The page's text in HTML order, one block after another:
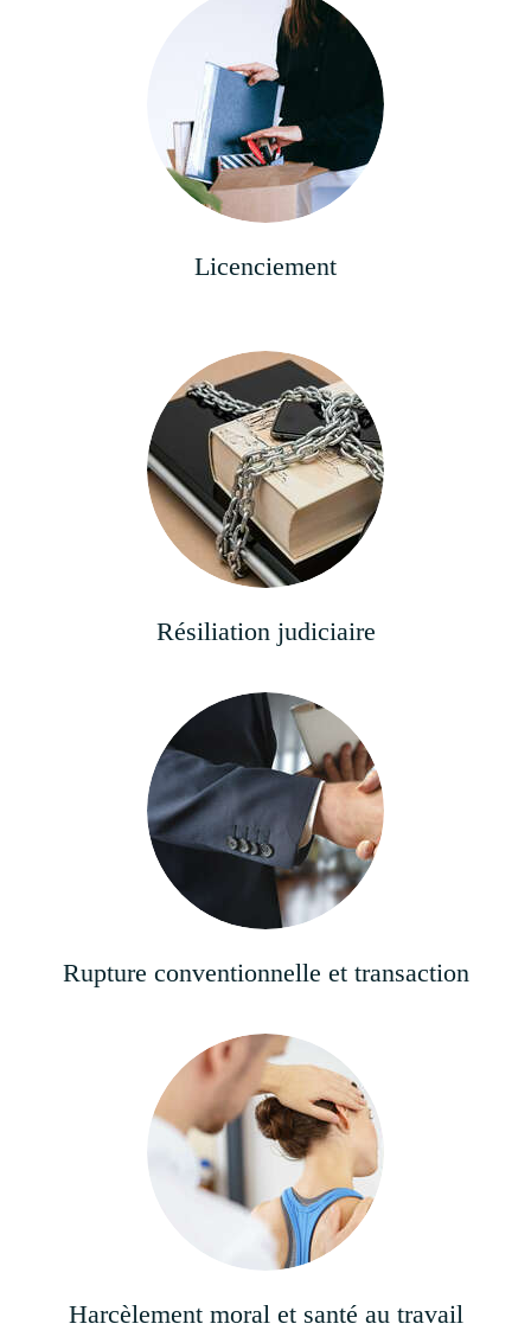
Licenciement
Résiliation judiciaire
Rupture conventionnelle et transaction
Harcèlement moral et santé au travail